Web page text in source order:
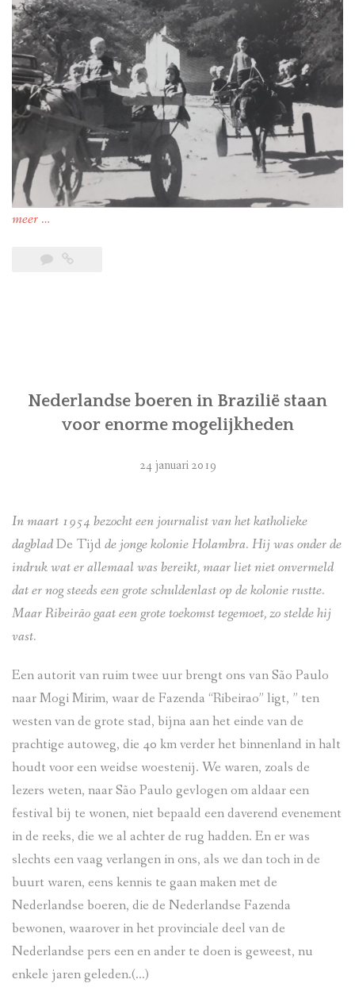
meer “Holambra
Crianças
…
Nederlandse boeren in Brazilië staan
voor enorme mogelijkheden
24 januari 2019
In maart 1954 bezocht een journalist van het katholieke
dagbladDe Tijd de jonge kolonie Holambra. Hij was onder de
indruk wat er allemaal was bereikt, maar liet niet onvermeld
dat er nog steeds een grote schuldenlast op de kolonie rustte.
Maar Ribeirão gaat een grote toekomst tegemoet, zo stelde hij
vast.
Een autorit van ruim twee uur brengt ons van São Paulo
naar Mogi Mirim, waar de Fazenda “Ribeirao” ligt, ” ten
westen van de grote stad, bijna aan het einde van de
prachtige autoweg, die 40 km verder het binnenland in halt
houdt voor een weidse woestenij. We waren, zoals de
lezers weten, naar São Paulo gevlogen om aldaar een
festival bij te wonen, niet bepaald een daverend evenement
in de reeks, die we al achter de rug hadden. En er was
slechts een vaag verlangen in ons, als we dan toch in de
buurt waren, eens kennis te gaan maken met de
Nederlandse boeren, die de Nederlandse Fazenda
bewonen, waarover in het provinciale deel van de
Nederlandse pers een en ander te doen is geweest, nu
enkele jaren geleden.(…)